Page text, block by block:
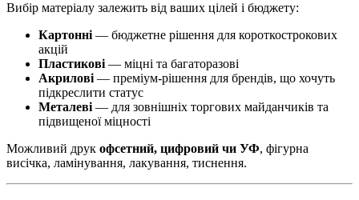
Вибір матеріалу залежить від ваших цілей і бюджету:
Картонні — бюджетне рішення для короткострокових
акцій
Пластикові — міцні та багаторазові
Акрилові — преміум-рішення для брендів, що хочуть
підкреслити статус
Металеві — для зовнішніх торгових майданчиків та
підвищеної міцності
Можливий друк офсетний, цифровий чи УФ, фігурна
висічка, ламінування, лакування, тиснення.